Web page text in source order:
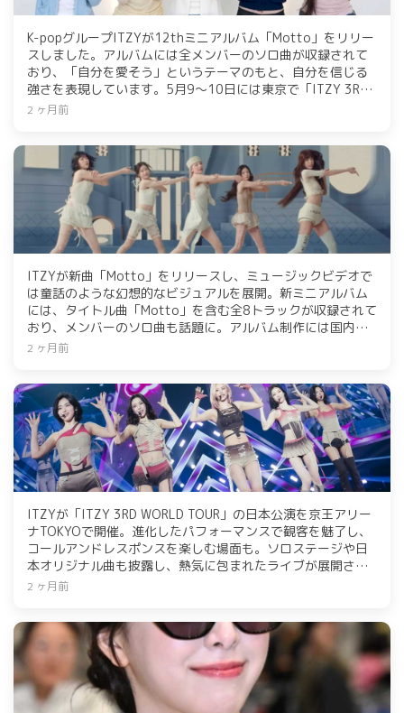
K-popグループITZYが12thミニアルバム「Motto」をリリー
スしました。アルバムには全メンバーのソロ曲が収録されて
おり、「自分を愛そう」というテーマのもと、自分を信じる
強さを表現しています。5月9～10日には東京で「ITZY 3RD
WORLD TOUR in JAPAN」を開催し、進化したパフォーマンス
2 ヶ月前
ITZYが新曲「Motto」をリリースし、ミュージックビデオで
は童話のような幻想的なビジュアルを展開。新ミニアルバム
には、タイトル曲「Motto」を含む全8トラックが収録されて
おり、メンバーのソロ曲も話題に。アルバム制作には国内外
のアーティストも参加し、クオリティが向上している。
2 ヶ月前
ITZYが「ITZY 3RD WORLD TOUR」の日本公演を京王アリー
ナTOKYOで開催。進化したパフォーマンスで観客を魅了し、
コールアンドレスポンスを楽しむ場面も。ソロステージや日
本オリジナル曲も披露し、熱気に包まれたライブが展開され
た。5月18日にはニューアルバム「Motto」の発売も控え、
2 ヶ月前